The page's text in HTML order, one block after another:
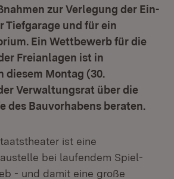
zur Verlegung der Ein-
Tiefgarage und für ein
Ein Wettbewerb für die
Freianlagen ist in
diesem Montag (30.
Verwaltungsrat über die
des Bauvorhabens beraten.
ist eine
bei laufendem Spiel-
- und damit eine große